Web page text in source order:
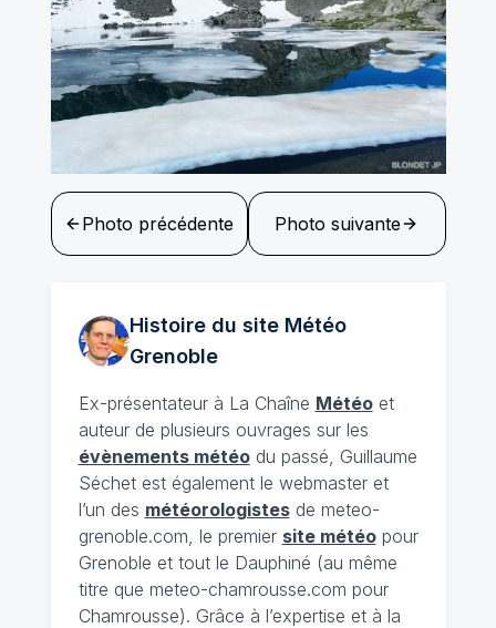
Photo précédente Photo suivante
Histoire du site Météo
Grenoble
Ex-présentateur à La Chaîne Météoet
auteur de plusieurs ouvrages sur les
évènements météodu passé, Guillaume
Séchet est également le webmaster et
l’un des météorologistesde meteo-
grenoble.com, le premier site météopour
Grenoble et tout le Dauphiné (au même
titre que meteo-chamrousse.com pour
Chamrousse). Grâce à l’expertise et à la